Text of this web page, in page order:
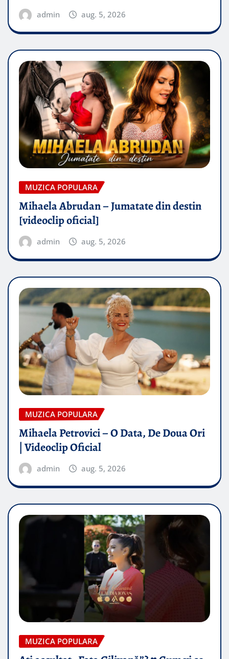
admin aug. 5, 2026
MUZICA POPULARA
Mihaela Abrudan – Jumatate din destin
[videoclip oficial]
admin aug. 5, 2026
MUZICA POPULARA
Mihaela Petrovici – O Data, De Doua Ori
| Videoclip Oficial
admin aug. 5, 2026
MUZICA POPULARA